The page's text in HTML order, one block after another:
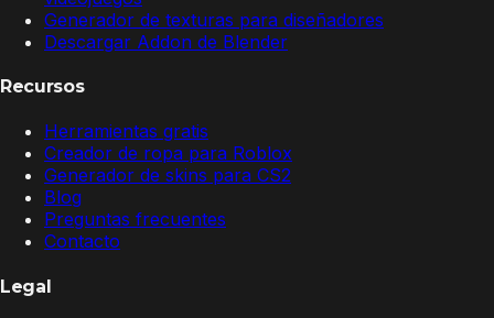
Generador de texturas para diseñadores
Descargar Addon de Blender
Recursos
Herramientas gratis
Creador de ropa para Roblox
Generador de skins para CS2
Blog
Preguntas frecuentes
Contacto
Legal